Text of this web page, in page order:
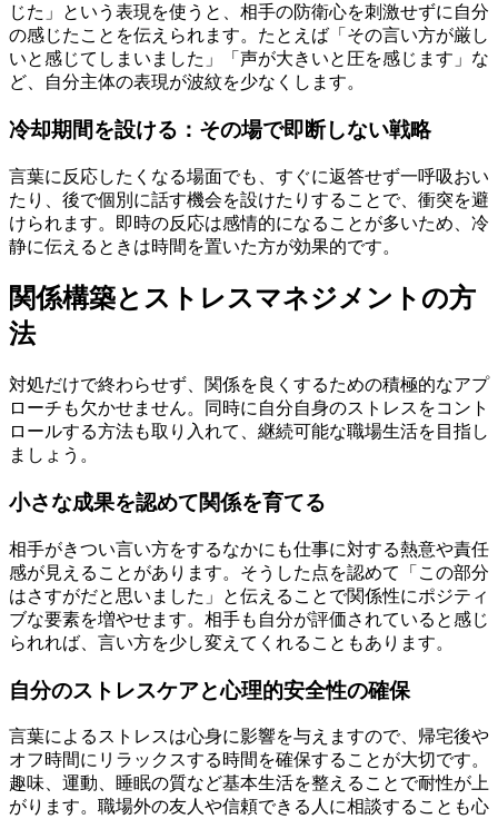
じた」という表現を使うと、相手の防衛心を刺激せずに自分
の感じたことを伝えられます。たとえば「その言い方が厳し
いと感じてしまいました」「声が大きいと圧を感じます」な
ど、自分主体の表現が波紋を少なくします。
冷却期間を設ける：その場で即断しない戦略
言葉に反応したくなる場面でも、すぐに返答せず一呼吸おい
たり、後で個別に話す機会を設けたりすることで、衝突を避
けられます。即時の反応は感情的になることが多いため、冷
静に伝えるときは時間を置いた方が効果的です。
関係構築とストレスマネジメントの方
法
対処だけで終わらせず、関係を良くするための積極的なアプ
ローチも欠かせません。同時に自分自身のストレスをコント
ロールする方法も取り入れて、継続可能な職場生活を目指し
ましょう。
小さな成果を認めて関係を育てる
相手がきつい言い方をするなかにも仕事に対する熱意や責任
感が見えることがあります。そうした点を認めて「この部分
はさすがだと思いました」と伝えることで関係性にポジティ
ブな要素を増やせます。相手も自分が評価されていると感じ
られれば、言い方を少し変えてくれることもあります。
自分のストレスケアと心理的安全性の確保
言葉によるストレスは心身に影響を与えますので、帰宅後や
オフ時間にリラックスする時間を確保することが大切です。
趣味、運動、睡眠の質など基本生活を整えることで耐性が上
がります。職場外の友人や信頼できる人に相談することも心